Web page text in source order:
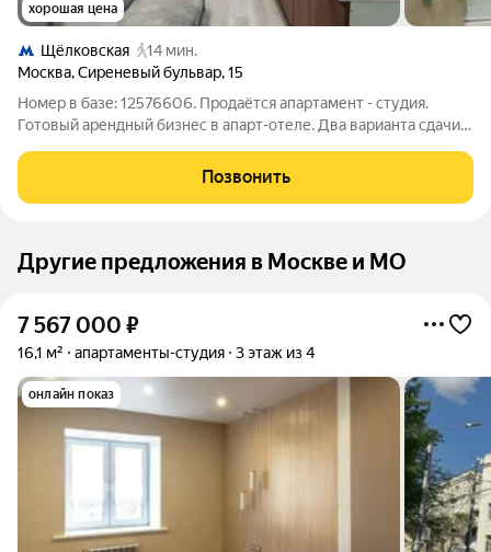
хорошая цена
Щёлковская
14 мин.
Москва,Сиреневый бульвар,15
Номер в базе: 12576606. Продаётся апартамент - студия.
Готовый арендный бизнес в апарт-отеле. Два варианта сдачи:
поддержанием правопорядка, заселениемвыселением,
сбором платежей и решением
Позвонить
Другие предложения в Москве и МО
7 567 000 ₽
16,1 м² апартаменты-студия 3 этаж из 4
онлайн показ